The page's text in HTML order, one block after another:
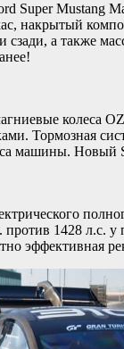
Super Mustang
накрытый
сзади, а также
колеса
Тормозная
машины. Новый
против 1428 л.с.
эффективная